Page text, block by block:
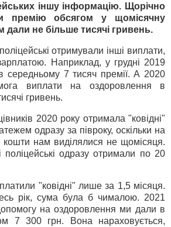
іншу інформацію. Щорічно
премію обсягом у щомісячну
дали не більше тисячі гривень.
отримували інші виплати,
Наприклад, у грудні 2019
середньому 7 тисяч премії. А 2020
виплати на оздоровлення в
гривень.
2020 року отримала "ковідні"
одразу за півроку, оскільки на
кошти нам виділялися не щомісяця.
одразу отримали по 20
"ковідні" лише за 1,5 місяця.
рік, сума була б чималою. 2021
на оздоровлення ми дали в
7 300 грн. Вона нараховується,